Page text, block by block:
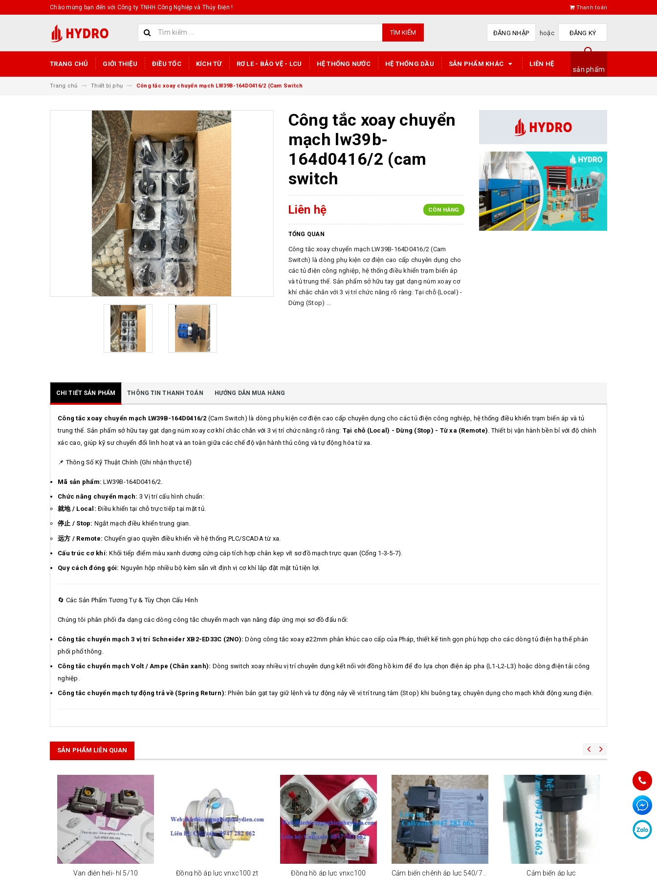
Chào mừng bạn đến với Công ty TNHH Công Nghiệp và Thủy Điện ! Thanh toán
TÌM KIẾM ĐĂNG NHẬP hoặc ĐĂNG KÝ
TRANG CHỦ GIỚI THIỆU ĐIỀU TỐC KÍCH TỪ RƠ LE - BẢO VỆ - LCU HỆ THỐNG NƯỚC HỆ THỐNG DẦU SẢN PHẨM KHÁC LIÊN HỆ
sản phẩm
Trang chủ Thiết bị phụ Công tắc xoay chuyển mạch LW39B-164D0416/2 (Cam Switch
Công tắc xoay chuyển
mạch lw39b-
164d0416/2 (cam
switch
Liên hệ CÒN HÀNG
TỔNG QUAN
Công tắc xoay chuyển mạch LW39B-164D0416/2 (Cam
Switch) là dòng phụ kiện cơ điện cao cấp chuyên dụng cho
các tủ điện công nghiệp, hệ thống điều khiển trạm biến áp
và tủ trung thế. Sản phẩm sở hữu tay gạt dạng núm xoay cơ
khí chắc chắn với 3 vị trí chức năng rõ ràng: Tại chỗ (Local) -
Dừng (Stop) ...
CHI TIẾT SẢN PHẨM THÔNG TIN THANH TOÁN HƯỚNG DẪN MUA HÀNG
Công tắc xoay chuyển mạch LW39B-164D0416/2 (Cam Switch) là dòng phụ kiện cơ điện cao cấp chuyên dụng cho các tủ điện công nghiệp, hệ thống điều khiển trạm biến áp và tủ
trung thế. Sản phẩm sở hữu tay gạt dạng núm xoay cơ khí chắc chắn với 3 vị trí chức năng rõ ràng: Tại chỗ (Local) - Dừng (Stop) - Từ xa (Remote). Thiết bị vận hành bền bỉ với độ chính
xác cao, giúp kỹ sư chuyển đổi linh hoạt và an toàn giữa các chế độ vận hành thủ công và tự động hóa từ xa.
📌 Thông Số Kỹ Thuật Chính (Ghi nhận thực tế)
Mã sản phẩm: LW39B-164D0416/2.
Chức năng chuyển mạch: 3 Vị trí cấu hình chuẩn:
就地 / Local: Điều khiển tại chỗ trực tiếp tại mặt tủ.
停止 / Stop: Ngắt mạch điều khiển trung gian.
远方 / Remote: Chuyển giao quyền điều khiển về hệ thống PLC/SCADA từ xa.
Cấu trúc cơ khí: Khối tiếp điểm màu xanh dương cứng cáp tích hợp chân kẹp vít sơ đồ mạch trực quan (Cổng 1-3-5-7).
Quy cách đóng gói: Nguyên hộp nhiều bộ kèm sẵn vít định vị cơ khí lắp đặt mặt tủ tiện lợi.
🔄 Các Sản Phẩm Tương Tự & Tùy Chọn Cấu Hình
Chúng tôi phân phối đa dạng các dòng công tắc chuyển mạch vạn năng đáp ứng mọi sơ đồ đấu nối:
Công tắc chuyển mạch 3 vị trí Schneider XB2-ED33C (2NO): Dòng công tắc xoay ø22mm phân khúc cao cấp của Pháp, thiết kế tinh gọn phù hợp cho các dòng tủ điện hạ thế phân
phối phổ thông.
Công tắc chuyển mạch Volt / Ampe (Chân xanh): Dòng switch xoay nhiều vị trí chuyên dụng kết nối với đồng hồ kim để đo lựa chọn điện áp pha (L1-L2-L3) hoặc dòng điện tải công
nghiệp.
Công tắc chuyển mạch tự động trả về (Spring Return): Phiên bản gạt tay giữ lệnh và tự động nảy về vị trí trung tâm (Stop) khi buông tay, chuyên dụng cho mạch khởi động xung điện.
SẢN PHẨM LIÊN QUAN
Van điện heli- hl 5/10
Đồng hồ áp lực ynxc100 zt
Đồng hồ áp lực ynxc100
Cảm biến chênh áp lực 540/7dd
Cảm biến áp lực